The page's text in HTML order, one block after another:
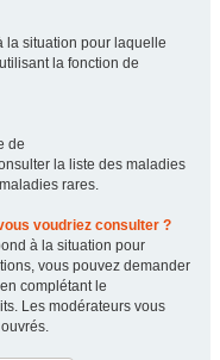
la situation pour laquelle
la fonction de
de
la liste des maladies
rares.
voudriez consulter ?
à la situation pour
vous pouvez demander
complétant le
Les modérateurs vous